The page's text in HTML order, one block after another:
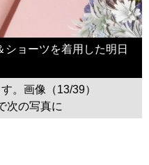
ョーツを着用した明日
。画像（13/39）
次の写真に